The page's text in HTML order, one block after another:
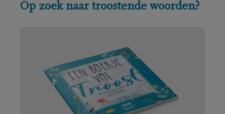
Op zoek naar troostende woorden?